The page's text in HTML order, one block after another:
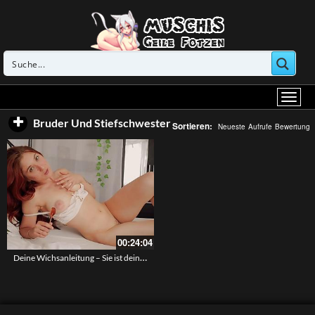
Bruder Und StiefschwesterSortieren: Neueste Aufrufe Bewertung
00:24:04
Deine Wichsanleitung – Sie ist deine Stiefschwester die deinen harten Schwanz unter der Hose gesehen hat und sehen will wie du dir einen runterholst